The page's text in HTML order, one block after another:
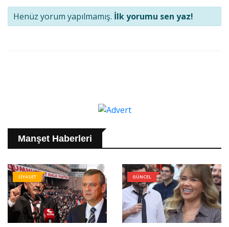
Henüz yorum yapılmamış. İlk yorumu sen yaz!
Manşet Haberleri
SİYASET GÜNCEL